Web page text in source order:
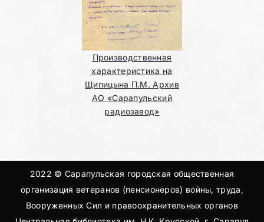
Производственная
характеристика на
Щипицына П.М. Архив
АО «Сарапульский
радиозавод»
2022 © Сарапульская городская общественная
организация ветеранов (пенсионеров) войны, труда,
Вооруженных Сил и правоохранительных органов